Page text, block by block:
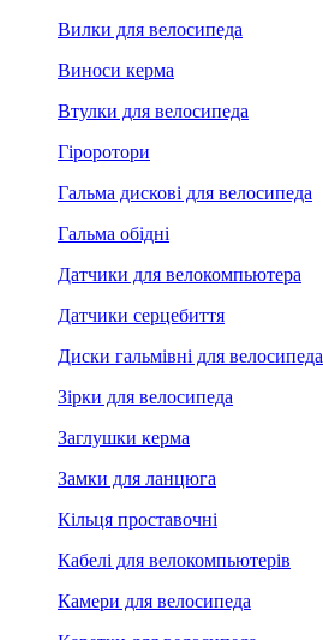
Вилки для велосипеда
Виноси керма
Втулки для велосипеда
Гіроротори
Гальма дискові для велосипеда
Гальма обідні
Датчики для велокомпьютера
Датчики серцебиття
Диски гальмівні для велосипеда
Зірки для велосипеда
Заглушки керма
Замки для ланцюга
Кільця проставочні
Кабелі для велокомпьютерів
Камери для велосипеда